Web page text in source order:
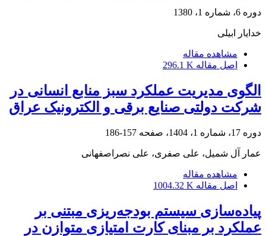
دوره 6، شماره 1، 1380
خدایار ابیلی
مشاهده مقاله
اصل مقاله 296.1 K
الگوی مدیریت عملکرد سبز منابع انسانی در
شرکت دولتی صنایع برقی و الکترونیک عراق
دوره 17، شماره 1، 1404، صفحه 157-186
عمار آل شمیل، علی صفری، علی نصراصفهانی
مشاهده مقاله
اصل مقاله 1004.32 K
پیاده‌سازی سیستم بودجه‌ریزی مبتنی بر
عملکرد بر مبنای کارت امتیازی متوازن در